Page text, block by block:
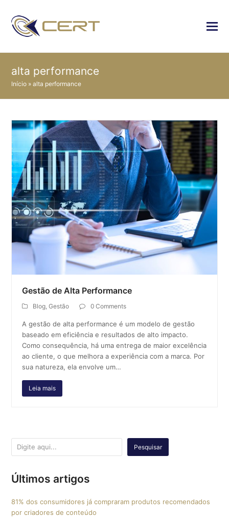
alta performance
Início »alta performance
Gestão de Alta Performance
Blog ,Gestão 0 Comments
A gestão de alta performance é um modelo de gestão
baseado em eficiência e resultados de alto impacto.
Como consequência, há uma entrega de maior excelência
ao cliente, o que melhora a experiência com a marca. Por
sua natureza, ela envolve um…
Leia mais
Pesquisar
Últimos artigos
81% dos consumidores já compraram produtos recomendados
por criadores de conteúdo